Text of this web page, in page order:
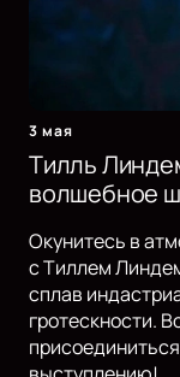
3 мая
Тилль
волшебное
Окунитесь в
с Тиллем
сплав
гротескности.